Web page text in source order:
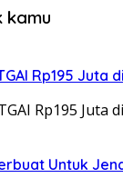
kamu
Rp195
Rp195
Untuk